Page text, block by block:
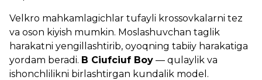
Velkro mahkamlagichlar tufayli krossovkalarni tez
va oson kiyish mumkin. Moslashuvchan taglik
harakatni yengillashtirib, oyoqning tabiiy harakatiga
yordam beradi. B Ciufciuf Boy — qulaylik va
ishonchlilikni birlashtirgan kundalik model.